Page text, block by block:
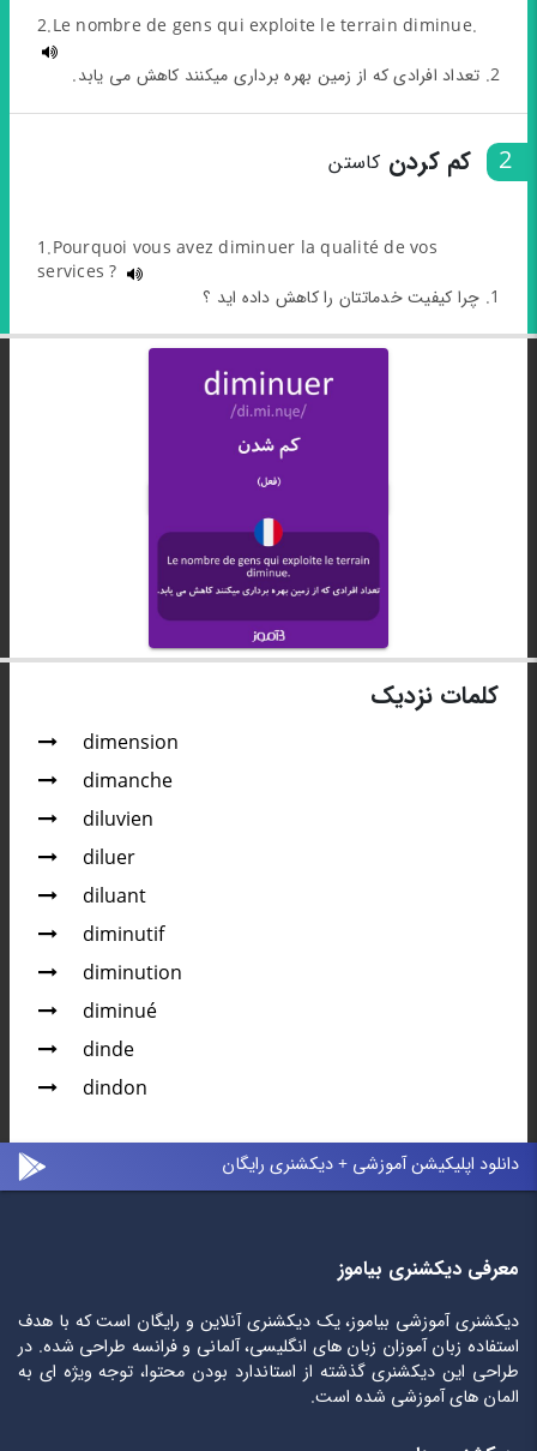
2.Le nombre de gens qui exploite le terrain diminue.
2. تعداد افرادی که از زمین بهره برداری میکنند کاهش می یابد.
2 کم کردن کاستن
1.Pourquoi vous avez diminuer la qualité de vos
services ?
1. چرا کیفیت خدماتتان را کاهش داده اید ؟
کلمات نزدیک
dimension
dimanche
diluvien
diluer
diluant
diminutif
diminution
diminué
dinde
dindon
دانلود اپلیکیشن آموزشی + دیکشنری رایگان
معرفی دیکشنری بیاموز
دیکشنری آموزشی بیاموز، یک دیکشنری آنلاین و رایگان است که با هدف
استفاده زبان آموزان زبان های انگلیسی، آلمانی و فرانسه طراحی شده. در
طراحی این دیکشنری گذشته از استاندارد بودن محتوا، توجه ویژه ای به
المان های آموزشی شده است.